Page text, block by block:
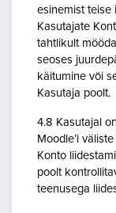
esinemist teise
Kasutajate
tahtlikult
seoses
käitumine või
Kasutaja poolt.
4.8 Kasutajal
Moodle’i
Konto
poolt
teenusega